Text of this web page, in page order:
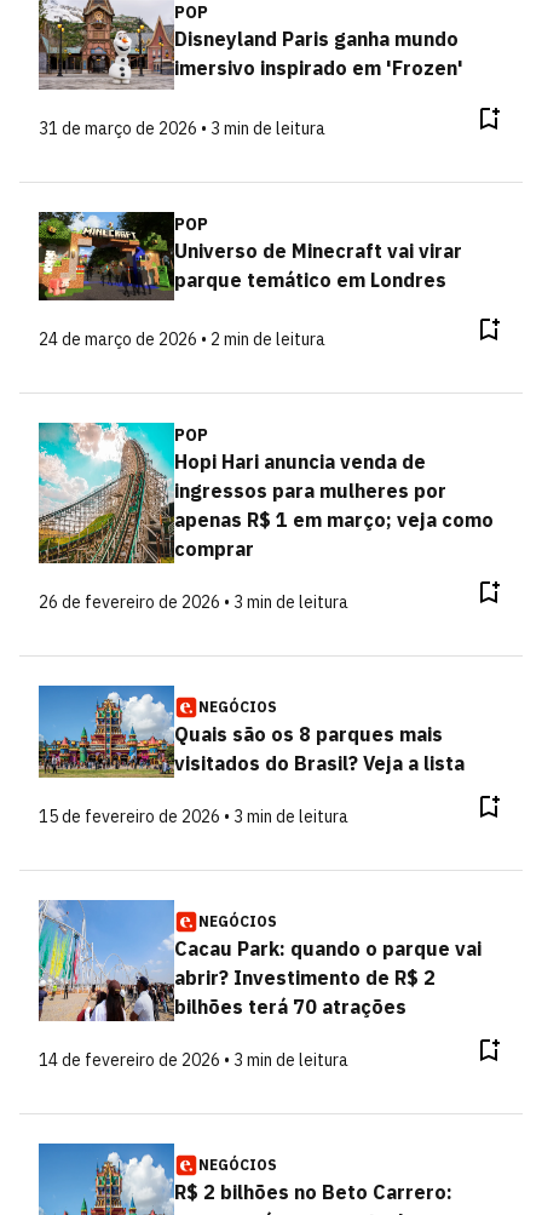
POP
Disneyland Paris ganha mundo
imersivo inspirado em 'Frozen'
31 de março de 2026 • 3 min de leitura
POP
Universo de Minecraft vai virar
parque temático em Londres
24 de março de 2026 • 2 min de leitura
POP
Hopi Hari anuncia venda de
ingressos para mulheres por
apenas R$ 1 em março; veja como
comprar
26 de fevereiro de 2026 • 3 min de leitura
NEGÓCIOS
Quais são os 8 parques mais
visitados do Brasil? Veja a lista
15 de fevereiro de 2026 • 3 min de leitura
NEGÓCIOS
Cacau Park: quando o parque vai
abrir? Investimento de R$ 2
bilhões terá 70 atrações
14 de fevereiro de 2026 • 3 min de leitura
NEGÓCIOS
R$ 2 bilhões no Beto Carrero: